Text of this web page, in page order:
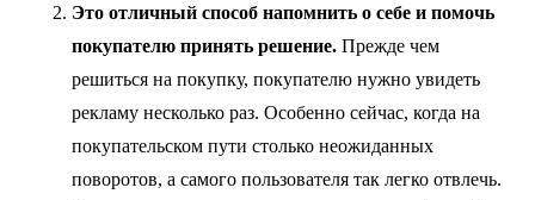
Это отличный способ напомнить о себе и помочь
покупателю принять решение. Прежде чем
решиться на покупку, покупателю нужно увидеть
рекламу несколько раз. Особенно сейчас, когда на
покупательском пути столько неожиданных
поворотов, а самого пользователя так легко отвлечь.